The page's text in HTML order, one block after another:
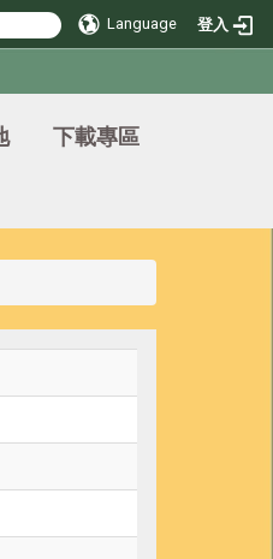
Language 登入
下載專區